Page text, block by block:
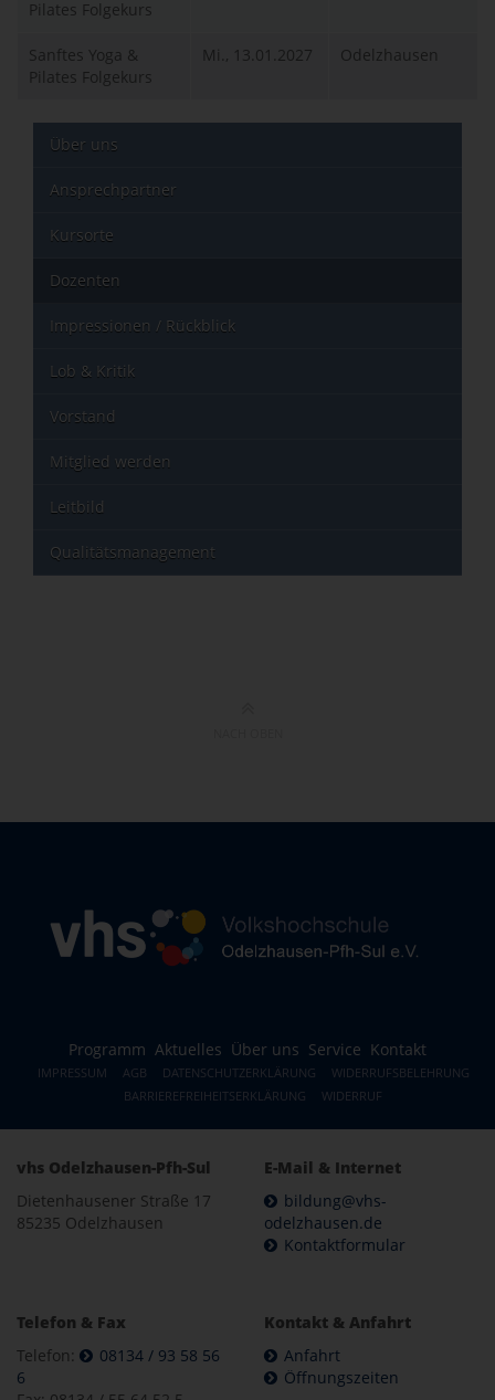
Pilates Folgekurs
Sanftes Yoga &
Pilates Folgekurs
Mi., 13.01.2027 Odelzhausen
Über uns
Ansprechpartner
Kursorte
Dozenten
Impressionen / Rückblick
Lob & Kritik
Vorstand
Mitglied werden
Leitbild
Qualitätsmanagement
Programm Aktuelles Über uns Service Kontakt
IMPRESSUM AGB DATENSCHUTZERKLÄRUNG
WIDERRUFSBELEHRUNG
BARRIEREFREIHEITSERKLÄRUNG
WIDERRUF
vhs Odelzhausen-Pfh-Sul
Dietenhausener Straße 17
85235 Odelzhausen
E-Mail & Internet
bildung@vhs-
odelzhausen.de
Kontaktformular
Telefon & Fax
Telefon:
08134 / 93 58 56
6
Kontakt & Anfahrt
Anfahrt
Öffnungszeiten